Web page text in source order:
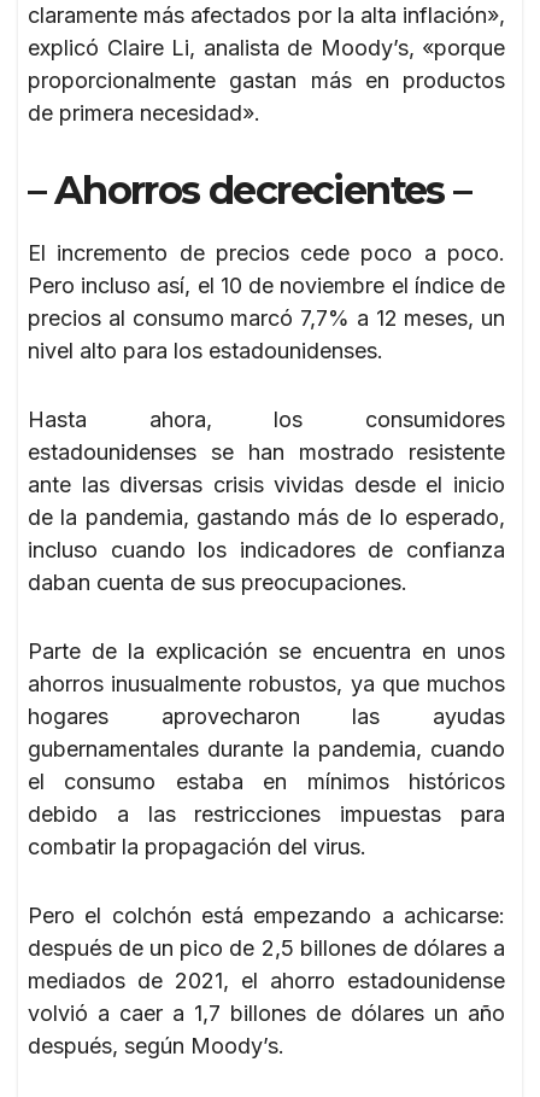
claramente más afectados por la alta inflación»,
explicó Claire Li, analista de Moody’s, «porque
proporcionalmente gastan más en productos
de primera necesidad».
– Ahorros decrecientes –
El incremento de precios cede poco a poco.
Pero incluso así, el 10 de noviembre el índice de
precios al consumo marcó 7,7% a 12 meses, un
nivel alto para los estadounidenses.
Hasta ahora, los consumidores
estadounidenses se han mostrado resistente
ante las diversas crisis vividas desde el inicio
de la pandemia, gastando más de lo esperado,
incluso cuando los indicadores de confianza
daban cuenta de sus preocupaciones.
Parte de la explicación se encuentra en unos
ahorros inusualmente robustos, ya que muchos
hogares aprovecharon las ayudas
gubernamentales durante la pandemia, cuando
el consumo estaba en mínimos históricos
debido a las restricciones impuestas para
combatir la propagación del virus.
Pero el colchón está empezando a achicarse:
después de un pico de 2,5 billones de dólares a
mediados de 2021, el ahorro estadounidense
volvió a caer a 1,7 billones de dólares un año
después, según Moody’s.